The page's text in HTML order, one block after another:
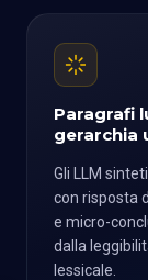
Paragrafi
gerarchia
Gli LLM
con risposta
e micro-
dalla
lessicale.